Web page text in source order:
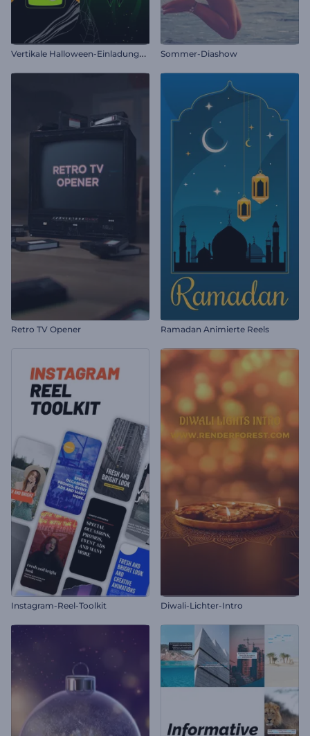
V
ertikale Halloween-Einladungsanimation Sommer-Diashow
Retro TV Opener Ramadan Animierte Reels
Instagram-Reel-Toolkit Diwali-Lichter-Intro